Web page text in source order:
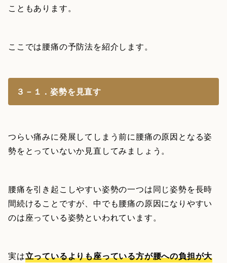
こともあります。
ここでは腰痛の予防法を紹介します。
３－１．姿勢を見直す
つらい痛みに発展してしまう前に腰痛の原因となる姿
勢をとっていないか見直してみましょう。
腰痛を引き起こしやすい姿勢の一つは同じ姿勢を長時
間続けることですが、中でも腰痛の原因になりやすい
のは座っている姿勢といわれています。
実は立っているよりも座っている方が腰への負担が大